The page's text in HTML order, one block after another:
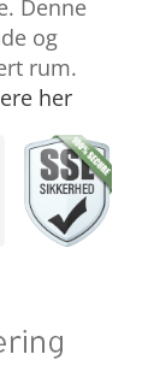
Denne
og
rum.
her